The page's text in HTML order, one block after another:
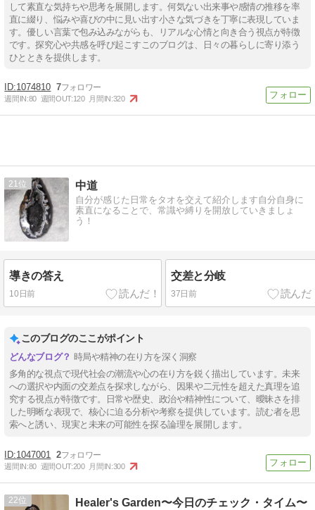
して素直な気持ちや思考を展開します。何気ない出来事や感情の推移を率
直に綴り、悩みや喜びの中に見い出す小さな気づきを丁寧に表現していま
す。優しい言葉で包み込みながらも、リアルな心情と向き合う視点が特徴
です。探究心や共感を呼び起こすこのブログは、日々の暮らしに寄り添う
ひとときを提供します。
1074810 7
週間IN:80 週間OUT:120 月間IN:320
21 中道
自分が感じた日常をタオを交えて紹介します自分自身に
素直になることで、常識や縛りを開放していきましょ
う！
導きの答え
10日前
交差と分岐
37日前
このブログのここがポイント
時局や精神の在り方を深く洞察
多角的な視点で現代社会の潮流や心の在り方を鋭く描出しています。未来
への選択や内面の交差点を探求しながら、因果や二元性を超えた真理を追
究する視点が特徴です。日常や歴史、政治や精神性について、曖昧さを排
した明晰な表現で、核心に迫る分析や考察を提供しています。読む者を思
索へと誘い、現実と未来の可能性を探る論理を展開します。
1047001 2
週間IN:80 週間OUT:200 月間IN:300
22 Healer's Garden〜今日のチェック・タイム〜